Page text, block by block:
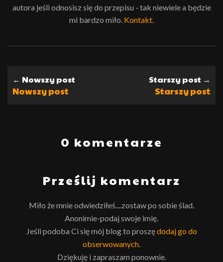
autora jeśli odnosisz się do przepisu - tak niewiele a będzie
mi bardzo miło. Kontakt
← Nowszy post
Nowszy post
Starszy post →
Starszy post
0 komentarze
Prześlij komentarz
Miło że mnie odwiedziłeś....zostaw po sobie ślad.
Anonimie-podaj swoje imię.
Jeśli podoba Ci się mój blog to proszędodaj go do
obserwowanych
Dziękuję i zapraszam ponownie.